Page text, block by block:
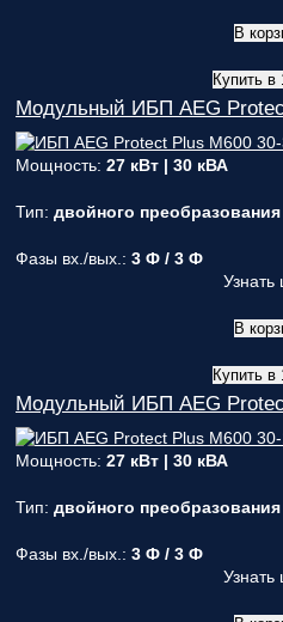
В
Купить в
Модульный ИБП AEG
Мощность: 27 кВт | 30 кВА
Тип: двойного
Фазы вх./вых.: 3 Ф / 3 Ф
Узнать
В
Купить в
Модульный ИБП AEG
Мощность: 27 кВт | 30 кВА
Тип: двойного
Фазы вх./вых.: 3 Ф / 3 Ф
Узнать